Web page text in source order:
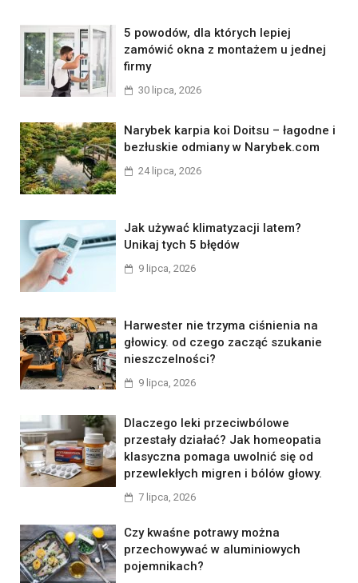
5 powodów, dla których lepiej
zamówić okna z montażem u jednej
firmy
30 lipca, 2026
Narybek karpia koi Doitsu – łagodne i
bezłuskie odmiany w Narybek.com
24 lipca, 2026
Jak używać klimatyzacji latem?
Unikaj tych 5 błędów
9 lipca, 2026
Harwester nie trzyma ciśnienia na
głowicy. od czego zacząć szukanie
nieszczelności?
9 lipca, 2026
Dlaczego leki przeciwbólowe
przestały działać? Jak homeopatia
klasyczna pomaga uwolnić się od
przewlekłych migren i bólów głowy.
7 lipca, 2026
Czy kwaśne potrawy można
przechowywać w aluminiowych
pojemnikach?